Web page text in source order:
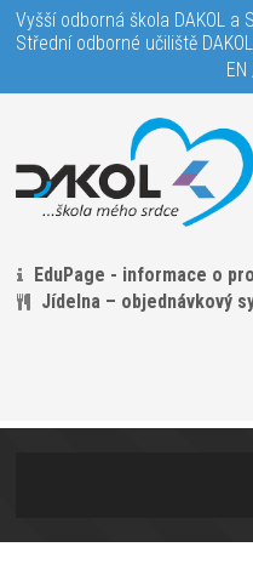
Vyšší odborná škola DAKOL a
Střední odborné učiliště
EN
EduPage - informace o
Jídelna – objednávkový